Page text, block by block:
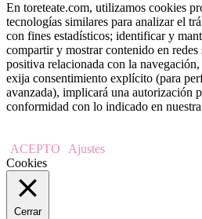
En toreteate.com, utilizamos cookies
tecnologías similares para analizar el
con fines estadísticos; identificar y
compartir y mostrar contenido en
positiva relacionada con la
exija consentimiento explícito (para
avanzada), implicará una autorización
conformidad con lo indicado en nuestra
ACEPTO
Ajustes
Cookies
Cerrar